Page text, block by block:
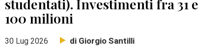
studentati). Investimenti fra 31 e
100 milioni
30 Lug 2026 di Giorgio Santilli